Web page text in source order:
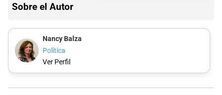
Sobre el Autor
Nancy Balza
Política
Ver Perfil